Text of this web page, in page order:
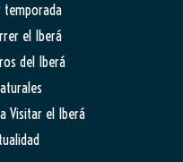
temporada
el Iberá
del Iberá
Visitar el Iberá